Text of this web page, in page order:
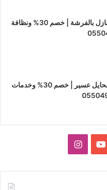
شركة تنظيف منازل بالفرشة | خصم 30% ونظافة
شركة تنظيف بمحايل عسير | خصم 30% وخدمات
يوتيوبانستقرام